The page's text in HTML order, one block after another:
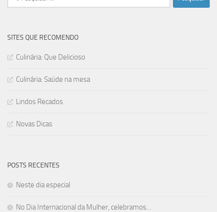
por:
SITES QUE RECOMENDO
Culinária: Que Delicioso
Culinária: Saúde na mesa
Lindos Recados
Novas Dicas
POSTS RECENTES
Neste dia especial
No Dia Internacional da Mulher, celebramos…